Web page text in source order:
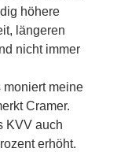
höhere
längeren
nicht immer
moniert meine
Cramer.
KVV auch
erhöht.